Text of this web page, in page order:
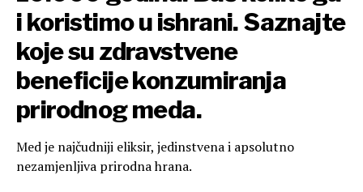
i koristimo u ishrani. Saznajte
koje su zdravstvene
beneficije konzumiranja
prirodnog meda.
Med je najčudniji eliksir, jedinstvena i apsolutno
nezamjenljiva prirodna hrana.